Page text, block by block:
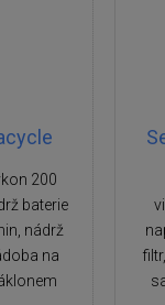
200
baterie
nádrž
na